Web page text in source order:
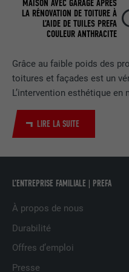
Grâce au faible poids des
toitures et façades est un
L’intervention esthétique en
LIRE LA SUITE
MAISON AVEC GARAGE APRÈS
LA RÉNOVATION DE TOITURE À
L’AIDE DE TUILES PREFA
COULEUR ANTHRACITE
L’ENTREPRISE FAMILIALE | PREFA
À propos de nous
Durabilité
Offres d’emploi
Presse
EXPIRATION 2 ans
Utilisé
services
UTILITÉ
Utilisé